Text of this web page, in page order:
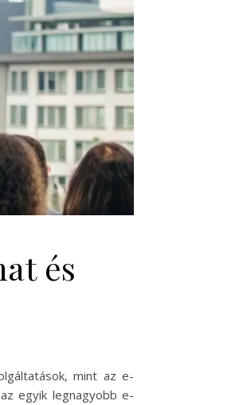
és
mint az e-
egyik legnagyobb e-